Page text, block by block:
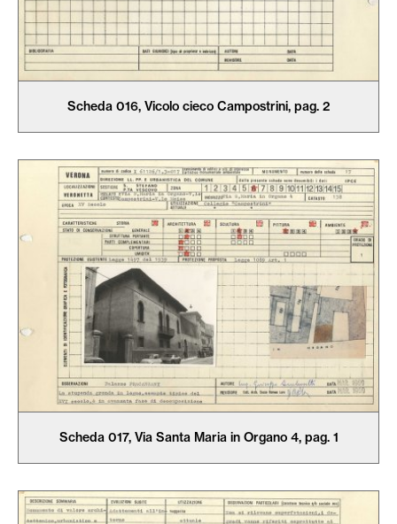
Scheda 016, Vicolo cieco Campostrini, pag. 2
Scheda 017, Via Santa Maria in Organo 4, pag. 1